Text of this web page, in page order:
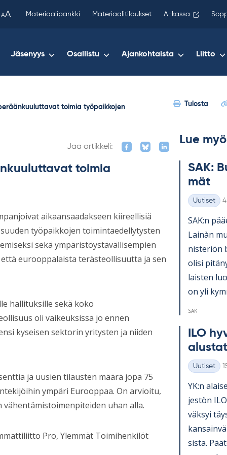
AA Materiaalipankki Materiaalitilaukset A-kassa
Jäsenyys Osallistu Ajankohtaista Liitto
toimia työpaikkojen
Tulosta
Jaa artikkeli:
toimia
aikaansaadakseen kiireellisiä
työpaikkojen toimintaedellytysten
sekä ympäristöystävällisempien
eurooppalaista terästeollisuutta ja sen
hallituksille sekä koko
oli vaikeuksissa jo ennen
kyseisen sektorin yritysten ja niiden
ja uusien tilausten määrä jopa 75
ympäri Eurooppaa. On arvioitu,
uhan alla.
Pro, Ylemmät Toimihenkilöt
Lue
SAK:
mät
Kategoriat
Uutiset
SAK:n
Lainàn
nis­te­riön
olisi
lais­ten
on yli
SAK
ILO
Kategoriat
Uutiset
YK:n
jes­tön
väk­syi
sista.
copied
your
clipboard.)